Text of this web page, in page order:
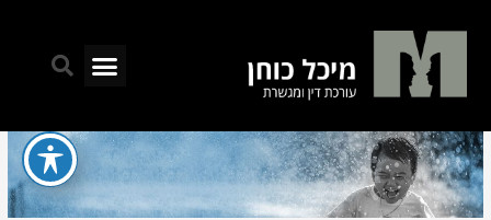
לתוכן
תפריט